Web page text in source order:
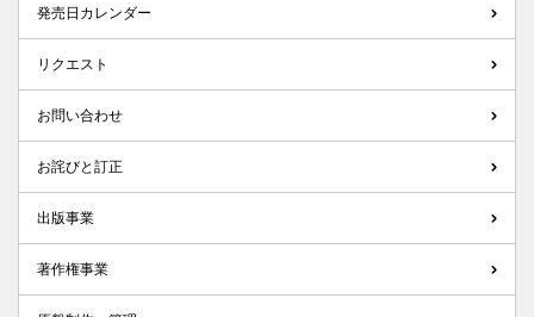
発売日カレンダー
リクエスト
お問い合わせ
お詫びと訂正
出版事業
著作権事業